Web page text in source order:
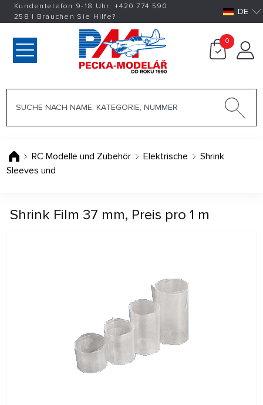
Kundentelefon 9-18 Uhr: +420774 590
258 | Brauchen Sie Hilfe? DE
0
RC Modelle und Zubehör Elektrische
Shrink
Sleeves und
Shrink Film 37 mm, Preis pro 1 m